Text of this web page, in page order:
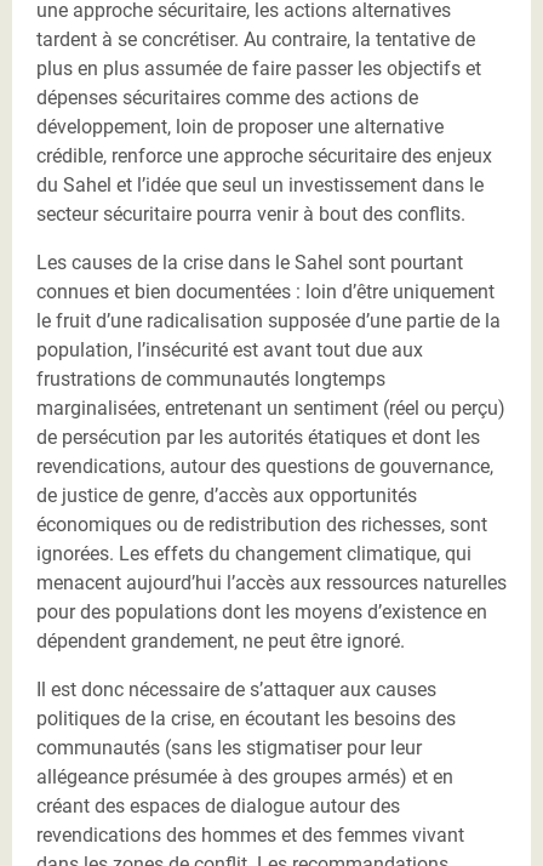
une approche sécuritaire, les actions alternatives
tardent à se concrétiser. Au contraire, la tentative de
plus en plus assumée de faire passer les objectifs et
dépenses sécuritaires comme des actions de
développement, loin de proposer une alternative
crédible, renforce une approche sécuritaire des enjeux
du Sahel et l’idée que seul un investissement dans le
secteur sécuritaire pourra venir à bout des conflits.
Les causes de la crise dans le Sahel sont pourtant
connues et bien documentées : loin d’être uniquement
le fruit d’une radicalisation supposée d’une partie de la
population, l’insécurité est avant tout due aux
frustrations de communautés longtemps
marginalisées, entretenant un sentiment (réel ou perçu)
de persécution par les autorités étatiques et dont les
revendications, autour des questions de gouvernance,
de justice de genre, d’accès aux opportunités
économiques ou de redistribution des richesses, sont
ignorées. Les effets du changement climatique, qui
menacent aujourd’hui l’accès aux ressources naturelles
pour des populations dont les moyens d’existence en
dépendent grandement, ne peut être ignoré.
Il est donc nécessaire de s’attaquer aux causes
politiques de la crise, en écoutant les besoins des
communautés (sans les stigmatiser pour leur
allégeance présumée à des groupes armés) et en
créant des espaces de dialogue autour des
revendications des hommes et des femmes vivant